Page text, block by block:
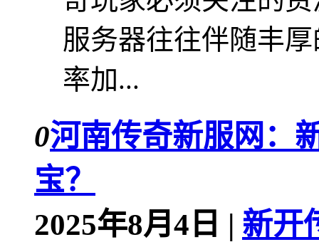
服务器往往伴随丰
率加...
0河南传奇新服网：
宝？
2025年8月4日 | 新开